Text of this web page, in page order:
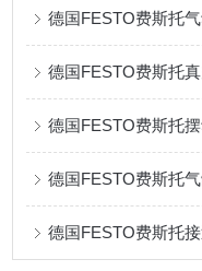
德国FESTO费斯托
德国FESTO费斯托
德国FESTO费斯托
德国FESTO费斯托